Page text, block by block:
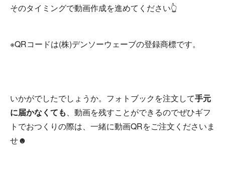
そのタイミングで動画作成を進めてください👆
※QRコードは(株)デンソーウェーブの登録商標です。
いかがでしたでしょうか。フォトブックを注文して手元
に届かなくても、動画を残すことができるのでぜひギフ
トでおつくりの際は、一緒に動画QRをご注文くださいま
せ☻